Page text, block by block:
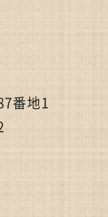
番地1